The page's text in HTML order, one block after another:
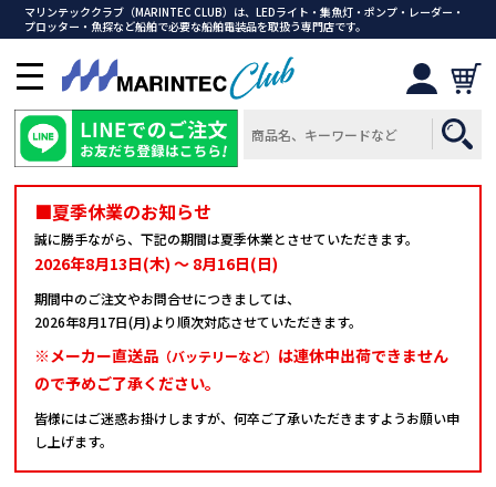
マリンテッククラブ（MARINTEC CLUB）は、LEDライト・集魚灯・ポンプ・レーダー・
プロッター・魚探など船舶で必要な船舶電装品を取扱う専門店です。
メ
ニ
ュ
ー
を
■夏季休業のお知らせ
誠に勝手ながら、下記の期間は夏季休業とさせていただきます。
2026年8月13日(木) ～ 8月16日(日)
期間中のご注文やお問合せにつきましては、
2026年8月17日(月)より順次対応させていただきます。
※メーカー直送品 （バッテリーなど） は連休中出荷できません
ので予めご了承ください。
皆様にはご迷惑お掛けしますが、何卒ご了承いただきますようお願い申
し上げます。